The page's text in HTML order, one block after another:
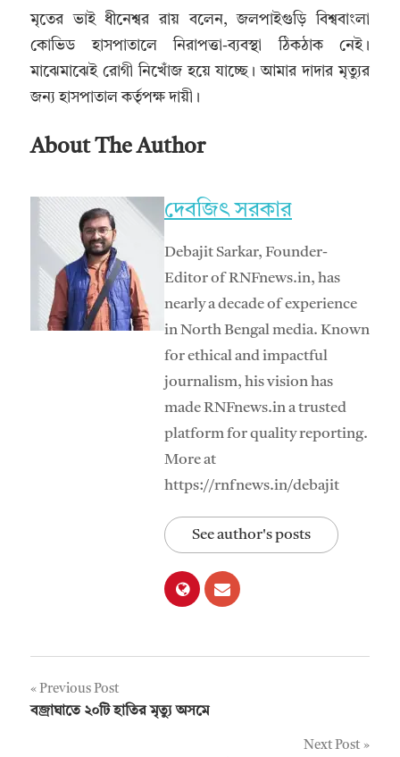
মৃতের ভাই ধীনেশ্বর রায় বলেন, জলপাইগুড়ি বিশ্ববাংলা
কোভিড হাসপাতালে নিরাপত্তা-ব্যবস্থা ঠিকঠাক নেই।
মাঝেমাঝেই রোগী নিখোঁজ হয়ে যাচ্ছে। আমার দাদার মৃত্যুর
জন্য হাসপাতাল কর্তৃপক্ষ দায়ী।
About The Author
দেবজিৎ সরকার
Debajit Sarkar, Founder-
Editor of RNFnews.in, has
nearly a decade of experience
in North Bengal media. Known
for ethical and impactful
journalism, his vision has
made RNFnews.in a trusted
platform for quality reporting.
More at
https://rnfnews.in/debajit
See author's posts
Post
Previous Post
বজ্রাঘাতে ২০টি হাতির মৃত্যু অসমে
Next Post